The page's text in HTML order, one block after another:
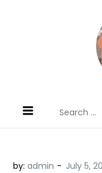
ประทานพ
for:
by:admin